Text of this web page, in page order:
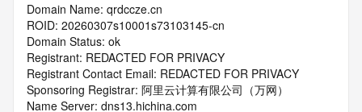
Domain Name: qrdccze.cn
ROID: 20260307s10001s73103145-cn
Domain Status: ok
Registrant: REDACTED FOR PRIVACY
Registrant Contact Email: REDACTED FOR PRIVACY
Sponsoring Registrar: 阿里云计算有限公司（万网）
Name Server: dns13.hichina.com